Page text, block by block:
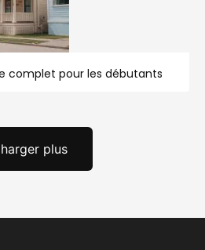
complet pour les débutants
plus